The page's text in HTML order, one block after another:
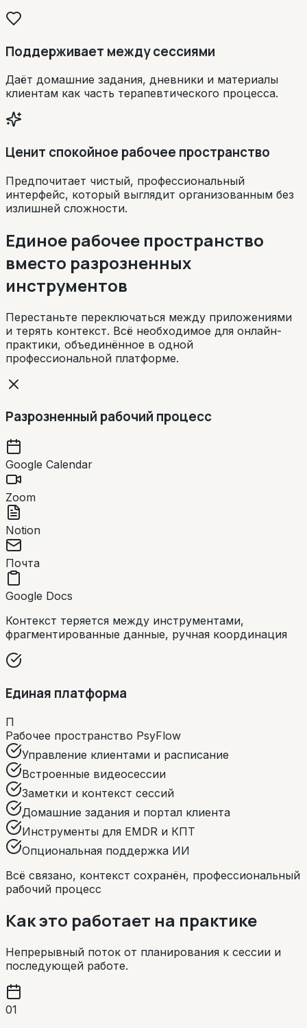
Поддерживает между сессиями
Даёт домашние задания, дневники и материалы
клиентам как часть терапевтического процесса.
Ценит спокойное рабочее пространство
Предпочитает чистый, профессиональный
интерфейс, который выглядит организованным без
излишней сложности.
Единое рабочее пространство
вместо разрозненных
инструментов
Перестаньте переключаться между приложениями
и терять контекст. Всё необходимое для онлайн-
практики, объединённое в одной
профессиональной платформе.
Разрозненный рабочий процесс
Google Calendar
Zoom
Notion
Почта
Google Docs
Контекст теряется между инструментами,
фрагментированные данные, ручная координация
Единая платформа
П
Рабочее пространство PsyFlow
Управление клиентами и расписание
Встроенные видеосессии
Заметки и контекст сессий
Домашние задания и портал клиента
Инструменты для EMDR и КПТ
Опциональная поддержка ИИ
Всё связано, контекст сохранён, профессиональный
рабочий процесс
Как это работает на практике
Непрерывный поток от планирования к сессии и
последующей работе.
01